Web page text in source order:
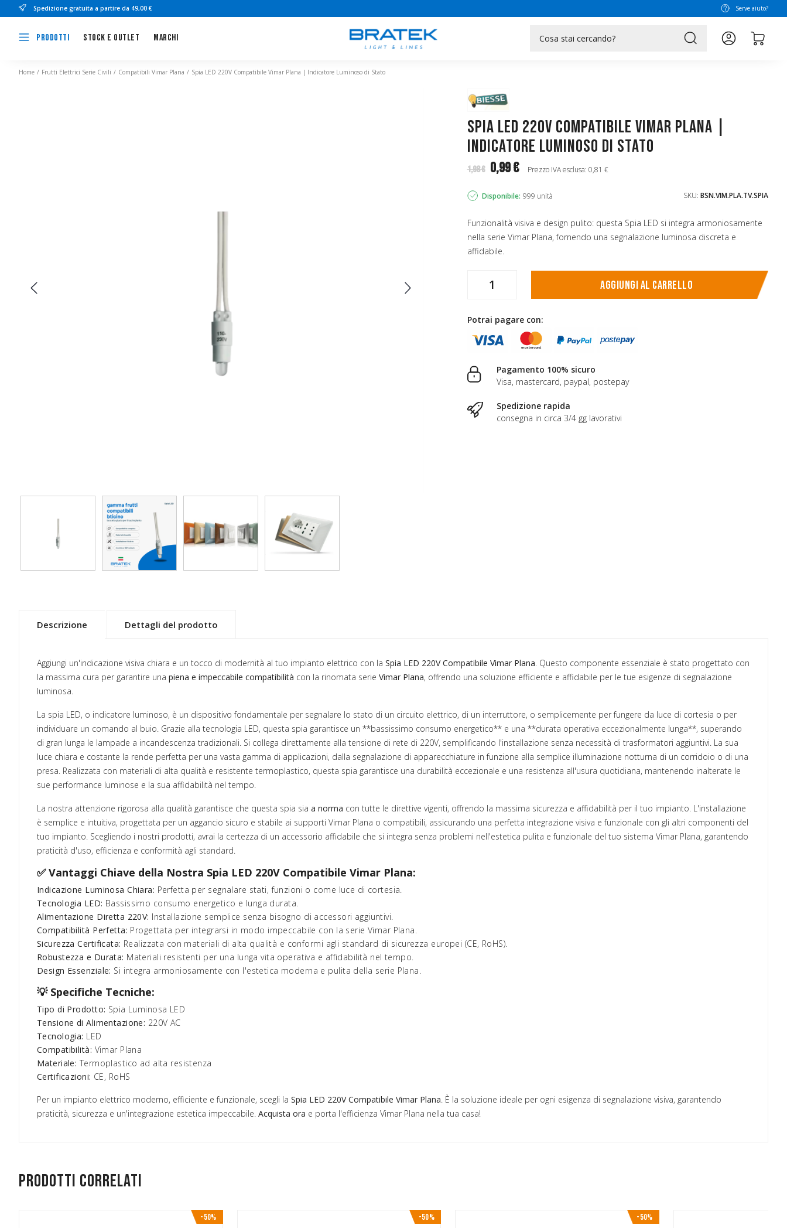
Spedizione gratuita a partire da 49,00 € Serve aiuto?
Prodotti Stock e outlet Marchi search
Home Frutti Elettrici Serie Civili Compatibili Vimar Plana Spia LED 220V Compatibile Vimar Plana | Indicatore Luminoso di Stato
Spia LED 220V Compatibile Vimar Plana |
Indicatore Luminoso di Stato
1,98 € 0,99 € Prezzo IVA esclusa: 0,81 €
Disponibile: 999 unità SKU: BSN.VIM.PLA.TV.SPIA
Funzionalità visiva e design pulito: questa Spia LED si integra armoniosamente
nella serie Vimar Plana, fornendo una segnalazione luminosa discreta e
affidabile.
Aggiungi al carrello
Potrai pagare con:
Pagamento 100% sicuro
Visa, mastercard, paypal, postepay
Spedizione rapida
consegna in circa 3/4 gg lavorativi
Descrizione Dettagli del prodotto
Aggiungi un'indicazione visiva chiara e un tocco di modernità al tuo impianto elettrico con la Spia LED 220V Compatibile Vimar Plana. Questo componente essenziale è stato progettato con
la massima cura per garantire una piena e impeccabile compatibilità con la rinomata serie Vimar Plana, offrendo una soluzione efficiente e affidabile per le tue esigenze di segnalazione
luminosa.
La spia LED, o indicatore luminoso, è un dispositivo fondamentale per segnalare lo stato di un circuito elettrico, di un interruttore, o semplicemente per fungere da luce di cortesia o per
individuare un comando al buio. Grazie alla tecnologia LED, questa spia garantisce un **bassissimo consumo energetico** e una **durata operativa eccezionalmente lunga**, superando
di gran lunga le lampade a incandescenza tradizionali. Si collega direttamente alla tensione di rete di 220V, semplificando l'installazione senza necessità di trasformatori aggiuntivi. La sua
luce chiara e costante la rende perfetta per una vasta gamma di applicazioni, dalla segnalazione di apparecchiature in funzione alla semplice illuminazione notturna di un corridoio o di una
presa. Realizzata con materiali di alta qualità e resistente termoplastico, questa spia garantisce una durabilità eccezionale e una resistenza all'usura quotidiana, mantenendo inalterate le
sue performance luminose e la sua affidabilità nel tempo.
La nostra attenzione rigorosa alla qualità garantisce che questa spia sia a norma con tutte le direttive vigenti, offrendo la massima sicurezza e affidabilità per il tuo impianto. L'installazione
è semplice e intuitiva, progettata per un aggancio sicuro e stabile ai supporti Vimar Plana o compatibili, assicurando una perfetta integrazione visiva e funzionale con gli altri componenti del
tuo impianto. Scegliendo i nostri prodotti, avrai la certezza di un accessorio affidabile che si integra senza problemi nell'estetica pulita e funzionale del tuo sistema Vimar Plana, garantendo
praticità d'uso, efficienza e conformità agli standard.
✅ Vantaggi Chiave della Nostra Spia LED 220V Compatibile Vimar Plana:
Indicazione Luminosa Chiara: Perfetta per segnalare stati, funzioni o come luce di cortesia.
Tecnologia LED: Bassissimo consumo energetico e lunga durata.
Alimentazione Diretta 220V: Installazione semplice senza bisogno di accessori aggiuntivi.
Compatibilità Perfetta: Progettata per integrarsi in modo impeccabile con la serie Vimar Plana.
Sicurezza Certificata: Realizzata con materiali di alta qualità e conformi agli standard di sicurezza europei (CE, RoHS).
Robustezza e Durata: Materiali resistenti per una lunga vita operativa e affidabilità nel tempo.
Design Essenziale: Si integra armoniosamente con l'estetica moderna e pulita della serie Plana.
💡 Specifiche Tecniche:
Tipo di Prodotto: Spia Luminosa LED
Tensione di Alimentazione: 220V AC
Tecnologia: LED
Compatibilità: Vimar Plana
Materiale: Termoplastico ad alta resistenza
Certificazioni: CE, RoHS
Per un impianto elettrico moderno, efficiente e funzionale, scegli la Spia LED 220V Compatibile Vimar Plana. È la soluzione ideale per ogni esigenza di segnalazione visiva, garantendo
praticità, sicurezza e un'integrazione estetica impeccabile. Acquista ora e porta l'efficienza Vimar Plana nella tua casa!
Prodotti correlati
-50% -50% -50%